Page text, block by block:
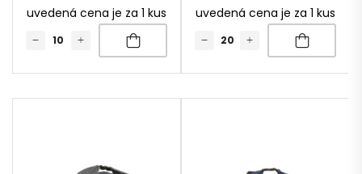
uvedená cena je za 1 kus uvedená cena je za 1 kus